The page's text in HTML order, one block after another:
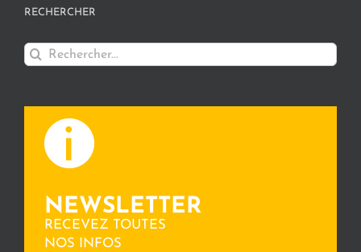
RECHERCHER
Rechercher:
NEWSLETTER
RECEVEZ TOUTES
NOS INFOS